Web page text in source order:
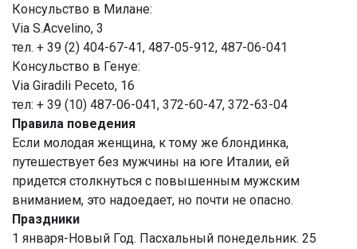
Консульство в Милане:
Via S.Acvelino, 3
тел. + 39 (2) 404-67-41, 487-05-912, 487-06-041
Консульство в Генуе:
Via Giradili Peceto, 16
тел: + 39 (10) 487-06-041, 372-60-47, 372-63-04
Правила поведения
Если молодая женщина, к тому же блондинка,
путешествует без мужчины на юге Италии, ей
придется столкнуться с повышенным мужским
вниманием, это надоедает, но почти не опасно.
Праздники
1 января-Новый Год. Пасхальный понедельник. 25